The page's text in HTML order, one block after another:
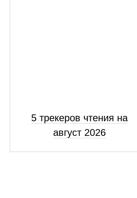
5 трекеров чтения на
август 2026